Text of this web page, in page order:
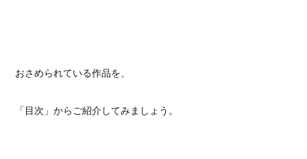
おさめられている作品を、
「目次」からご紹介してみましょう。